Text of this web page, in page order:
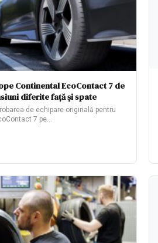
Continental EcoContact 7 de
diferite față și spate
de echipare originală pentru
7 pe…